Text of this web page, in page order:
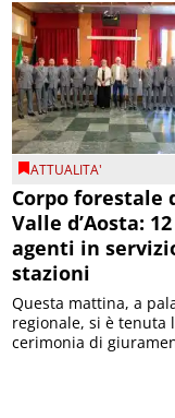
ATTUALITA'
Corpo forestale
Valle d’Aosta:
agenti in
stazioni
Questa mattina, a
regionale, si è tenuta
cerimonia di